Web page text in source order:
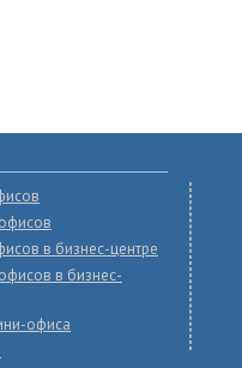
в бизнес-центре
в бизнес-
офиса